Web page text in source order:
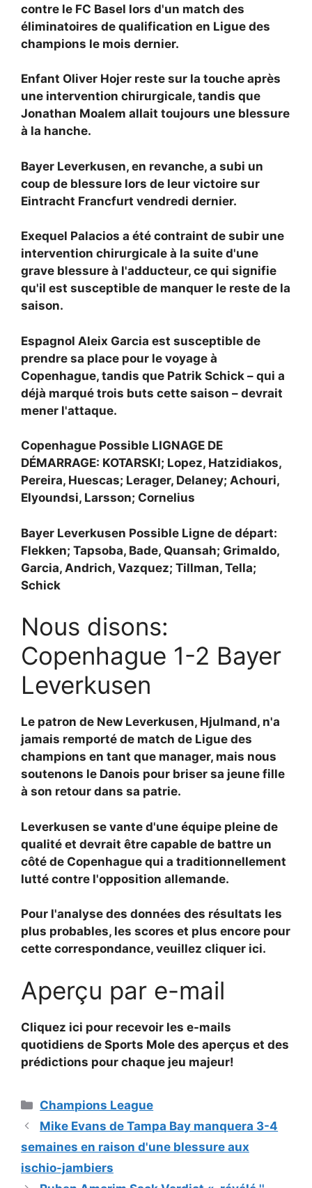
contre le FC Basel lors d'un match des
éliminatoires de qualification en Ligue des
champions le mois dernier.
Enfant Oliver Hojer reste sur la touche après
une intervention chirurgicale, tandis que
Jonathan Moalem allait toujours une blessure
à la hanche.
Bayer Leverkusen, en revanche, a subi un
coup de blessure lors de leur victoire sur
Eintracht Francfurt vendredi dernier.
Exequel Palacios a été contraint de subir une
intervention chirurgicale à la suite d'une
grave blessure à l'adducteur, ce qui signifie
qu'il est susceptible de manquer le reste de la
saison.
Espagnol Aleix Garcia est susceptible de
prendre sa place pour le voyage à
Copenhague, tandis que Patrik Schick – qui a
déjà marqué trois buts cette saison – devrait
mener l'attaque.
Copenhague Possible LIGNAGE DE
DÉMARRAGE: KOTARSKI; Lopez, Hatzidiakos,
Pereira, Huescas; Lerager, Delaney; Achouri,
Elyoundsi, Larsson; Cornelius
Bayer Leverkusen Possible Ligne de départ:
Flekken; Tapsoba, Bade, Quansah; Grimaldo,
Garcia, Andrich, Vazquez; Tillman, Tella;
Schick
Nous disons:
Copenhague 1-2 Bayer
Leverkusen
Le patron de New Leverkusen, Hjulmand, n'a
jamais remporté de match de Ligue des
champions en tant que manager, mais nous
soutenons le Danois pour briser sa jeune fille
à son retour dans sa patrie.
Leverkusen se vante d'une équipe pleine de
qualité et devrait être capable de battre un
côté de Copenhague qui a traditionnellement
lutté contre l'opposition allemande.
Pour l'analyse des données des résultats les
plus probables, les scores et plus encore pour
cette correspondance, veuillez cliquer ici.
Aperçu par e-mail
Cliquez ici pour recevoir les e-mails
quotidiens de Sports Mole des aperçus et des
prédictions pour chaque jeu majeur!
Catégories
Champions League
Mike Evans de Tampa Bay manquera 3-4
semaines en raison d'une blessure aux
ischio-jambiers